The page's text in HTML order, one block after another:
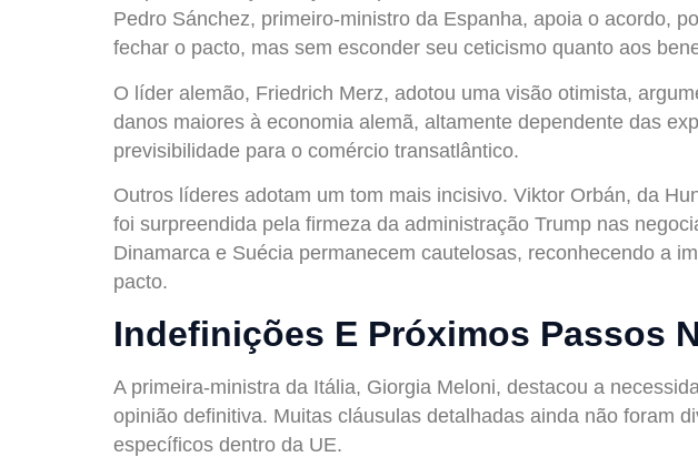
Pedro Sánchez, primeiro-ministro da Espanha, apoia o acordo,
fechar o pacto, mas sem esconder seu ceticismo quanto aos
O líder alemão, Friedrich Merz, adotou uma visão otimista,
danos maiores à economia alemã, altamente dependente das
previsibilidade para o comércio transatlântico.
Outros líderes adotam um tom mais incisivo. Viktor Orbán, da
foi surpreendida pela firmeza da administração Trump nas
Dinamarca e Suécia permanecem cautelosas, reconhecendo a
pacto.
Indefinições E Próximos Passos
A primeira-ministra da Itália, Giorgia Meloni, destacou a
opinião definitiva. Muitas cláusulas detalhadas ainda não foram
específicos dentro da UE.